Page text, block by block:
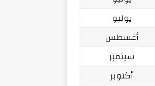
يوليو
أغسطس
سبتمبر
أكتوبر